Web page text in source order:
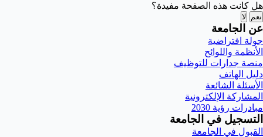
هل كانت هذه الصفحة مفيدة؟
نعم لا
عن الجامعة
جولة افتراضية
الأنظمة واللوائح
منصة جدارات للتوظيف
دليل الهاتف
الأسئلة الشائعة
المشاركة الإلكترونية
مبادرات رؤية 2030
التسجيل في الجامعة
القبول في الجامعة